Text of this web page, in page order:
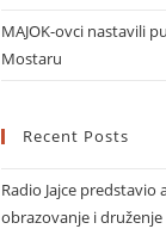
MAJOK-ovci nastavili
Mostaru
Recent Posts
Radio Jajce
obrazovanje i druženje